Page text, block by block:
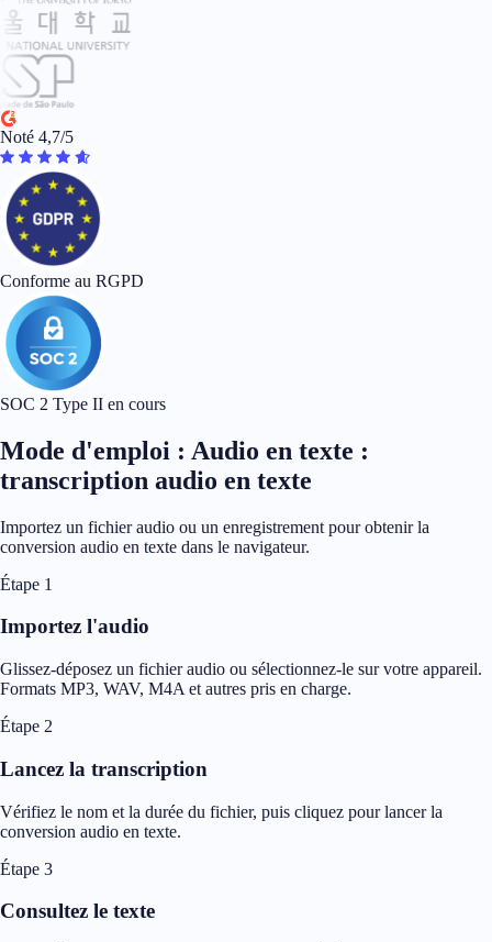
Noté 4,7/5
Conforme au RGPD
SOC 2 Type II en cours
Mode d'emploi : Audio en texte :
transcription audio en texte
Importez un fichier audio ou un enregistrement pour obtenir la
conversion audio en texte dans le navigateur.
Étape 1
Importez l'audio
Glissez-déposez un fichier audio ou sélectionnez-le sur votre appareil.
Formats MP3, WAV, M4A et autres pris en charge.
Étape 2
Lancez la transcription
Vérifiez le nom et la durée du fichier, puis cliquez pour lancer la
conversion audio en texte.
Étape 3
Consultez le texte